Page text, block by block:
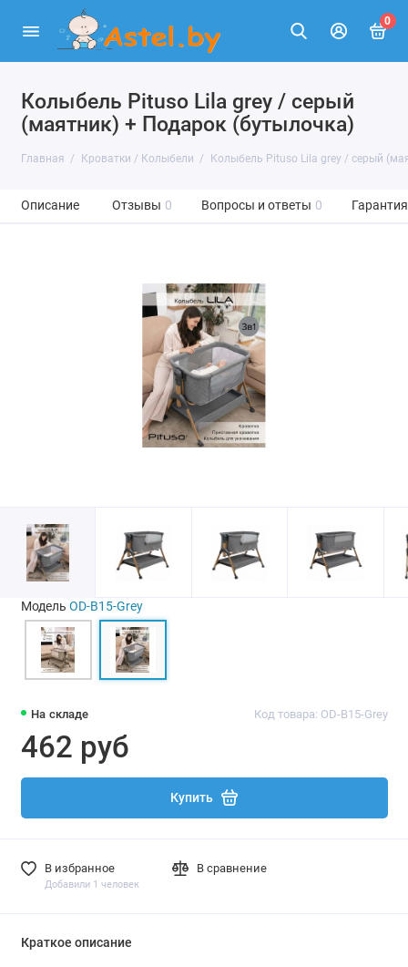
0
Колыбель Pituso Lila grey / серый
(маятник) + Подарок (бутылочка)
Главная Кроватки / Колыбели Колыбель Pituso Lila grey / серый
Описание Отзывы 0 Вопросы и ответы 0 Гарантия
На складе Код товара: OD-B15-Grey
462 руб
Купить
В избранное
Добавили 1 человек
В сравнение
Модель OD-B15-Grey
Краткое описание